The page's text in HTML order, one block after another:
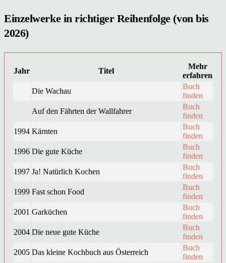
Einzelwerke in richtiger Reihenfolge (von bis
2026)
Jahr Titel
Mehr
erfahren
Die Wachau
Buch
finden
Auf den Fährten der Wallfahrer
Buch
finden
1994 Kärnten
Buch
finden
1996 Die gute Küche
Buch
finden
1997 Ja! Natürlich Kochen
Buch
finden
1999 Fast schon Food
Buch
finden
2001 Garküchen
Buch
finden
2004 Die neue gute Küche
Buch
finden
2005 Das kleine Kochbuch aus Österreich
Buch
finden